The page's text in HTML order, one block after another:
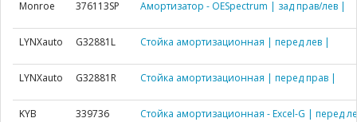
Monroe 376113SP Амортизатор - OESpectrum | зад прав/лев |
LYNXauto G32881L Стойка амортизационная | перед лев |
LYNXauto G32881R Стойка амортизационная | перед прав |
KYB 339736 Стойка амортизационная - Excel-G | перед